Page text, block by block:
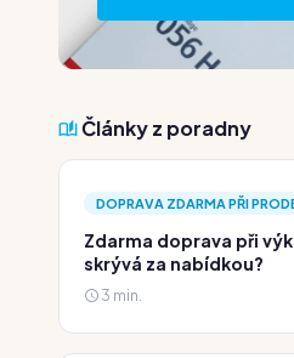
Články z poradny
DOPRAVA ZDARMA PŘI
Zdarma doprava při
skrývá za nabídkou?
3 min.